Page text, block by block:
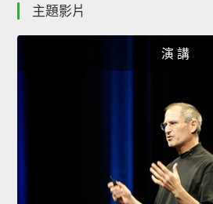
主題影片
演 講